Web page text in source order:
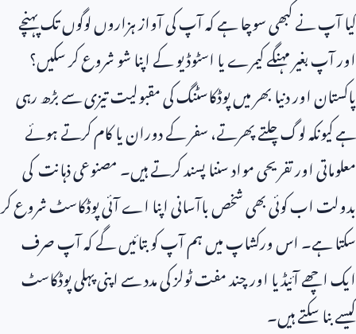
کیا آپ نے کبھی سوچا ہے کہ آپ کی آواز ہزاروں لوگوں تک پہنچے
اور آپ بغیر مہنگے کیمرے یا اسٹوڈیو کے اپنا شو شروع کر سکیں؟
پاکستان اور دنیا بھر میں پوڈکاسٹنگ کی مقبولیت تیزی سے بڑھ رہی
ہے کیونکہ لوگ چلتے پھرتے، سفر کے دوران یا کام کرتے ہوئے
معلوماتی اور تفریحی مواد سننا پسند کرتے ہیں۔ مصنوعی ذہانت کی
بدولت اب کوئی بھی شخص باآسانی اپنا اے آئی پوڈکاسٹ شروع کر
سکتا ہے۔ اس ورکشاپ میں ہم آپ کو بتائیں گے کہ آپ صرف
ایک اچھے آئیڈیا اور چند مفت ٹولز کی مدد سے اپنی پہلی پوڈکاسٹ
کیسے بنا سکتے ہیں۔